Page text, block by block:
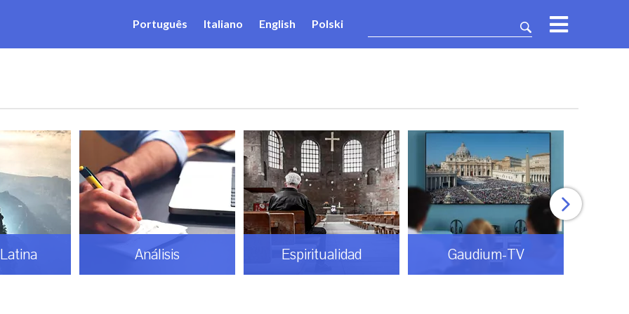
Português Italiano English Polski
Análisis Espiritualidad Gaudium-TV